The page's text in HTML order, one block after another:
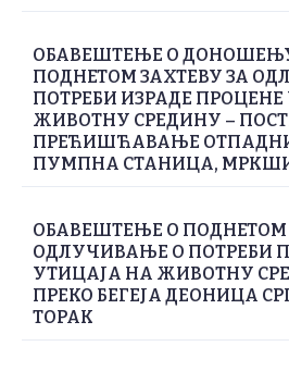
ОБАВЕШТЕЊЕ О
ПОДНЕТОМ ЗАХТЕВУ ЗА
ПОТРЕБИ ИЗРАДЕ
ЖИВОТНУ СРЕДИНУ –
ПРЕЋИШЋАВАЊЕ
ПУМПНА СТАНИЦА,
ОБАВЕШТЕЊЕ О ПОДНЕТОМ
ОДЛУЧИВАЊЕ О ПОТРЕБИ
УТИЦАЈА НА ЖИВОТНУ
ПРЕКО БЕГЕЈА ДЕОНИЦА
ТОРАК